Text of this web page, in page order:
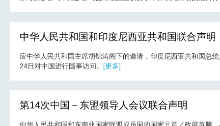
中华人民共和国和印度尼西亚共和国联合声明
应中华人民共和国主席胡锦涛阁下的邀请，印度尼西亚共和国总
24日对中国进行国事访问。 [更多]
第14次中国－东盟领导人会议联合声明